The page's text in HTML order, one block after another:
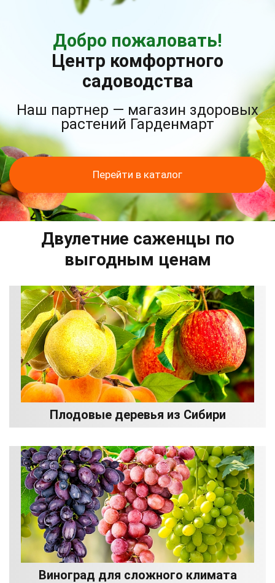
Добро пожаловать!
Центр комфортного
садоводства
Наш партнер — магазин здоровых
растений Гарденмарт
Перейти в каталог
Двулетние саженцы по
выгодным ценам
Плодовые деревья из Сибири
Виноград для сложного климата